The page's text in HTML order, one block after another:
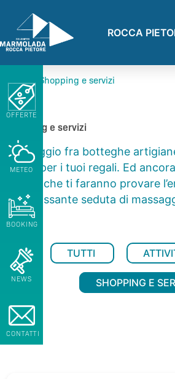
contenuto
ROCCA
Home/ Shopping e servizi
Shopping e servizi
Un viaggio fra botteghe
per te per i tuoi regali. Ed
bike, o che ti faranno provare
una rilassante seduta di
TUTTI
SHOPPING E
OFFERTE
METEO
BOOKING
NEWS
CONTATTI